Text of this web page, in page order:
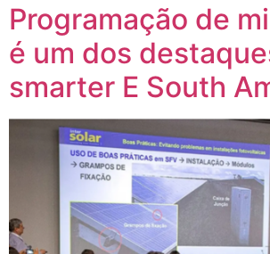
Programação de
é um dos
smarter E South